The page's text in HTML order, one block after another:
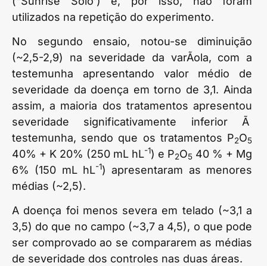
utilizados na repetição do experimento.
No segundo ensaio, notou-se diminuição
(~2,5-2,9) na severidade da varÃ­ola, com a
testemunha apresentando valor médio de
severidade da doença em torno de 3,1. Ainda
assim, a maioria dos tratamentos apresentou
severidade significativamente inferior Ã
testemunha, sendo que os tratamentos P2O5
40% + K 20% (250 mL hL-1) e P2O5 40 % + Mg
6% (150 mL hL-1) apresentaram as menores
médias (~2,5).
A doença foi menos severa em telado (~3,1 a
3,5) do que no campo (~3,7 a 4,5), o que pode
ser comprovado ao se compararem as médias
de severidade dos controles nas duas áreas.